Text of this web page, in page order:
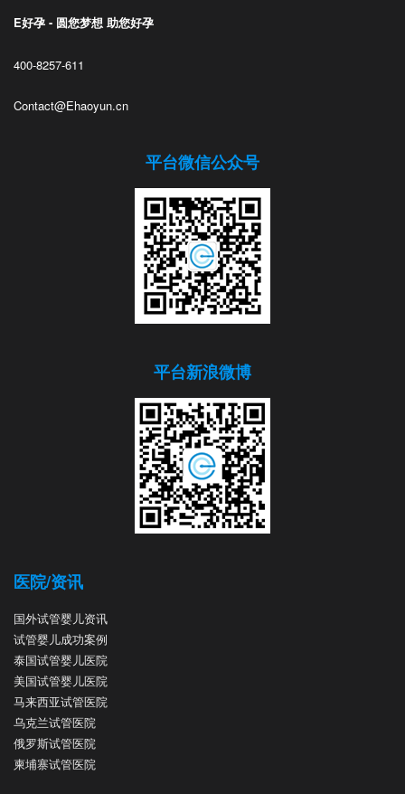
E好孕 - 圆您梦想 助您好孕
400-8257-611
Contact@Ehaoyun.cn
平台微信公众号
平台新浪微博
医院/资讯
国外试管婴儿资讯
试管婴儿成功案例
泰国试管婴儿医院
美国试管婴儿医院
马来西亚试管医院
乌克兰试管医院
俄罗斯试管医院
柬埔寨试管医院